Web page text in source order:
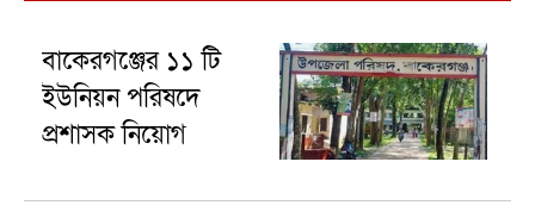
বাকেরগঞ্জের ১১ টি
ইউনিয়ন পরিষদে
প্রশাসক নিয়োগ